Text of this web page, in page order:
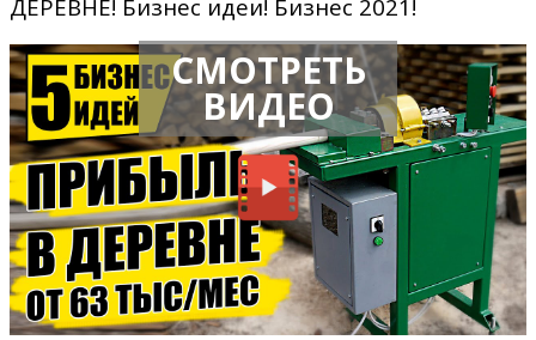
ДЕРЕВНЕ! Бизнес идеи! Бизнес 2021!
СМОТРЕТЬ
ВИДЕО